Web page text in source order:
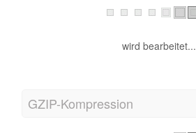
wird bearbeitet...
GZIP-Kompression